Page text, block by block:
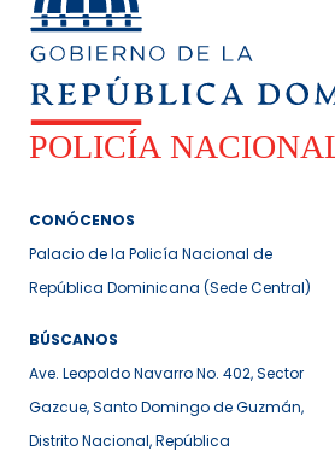
CONÓCENOS
Palacio de la Policía Nacional de
República Dominicana (Sede Central)
BÚSCANOS
Ave. Leopoldo Navarro No. 402, Sector
Gazcue, Santo Domingo de Guzmán,
Distrito Nacional, República